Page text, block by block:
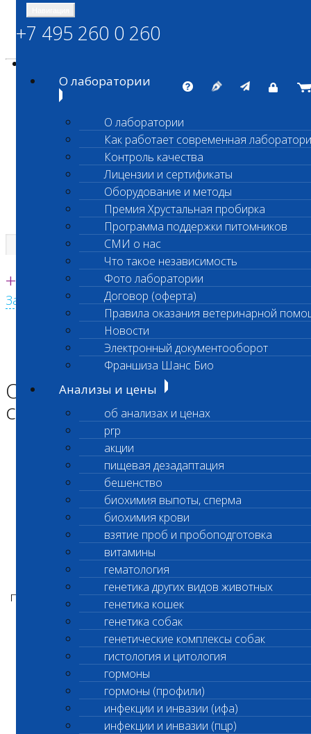
ШАНС БИО
Независимая ветеринарная лаборатория
Единая круглосуточная справочная
+7 495 260 0 260
Заказать звонок с сайта
+7 495 260 0 260
О лаборатории
О лаборатории
Как работает современная
Контроль качества
Лицензии и сертификаты
Оборудование и методы
Премия Хрустальная пробирка
Программа поддержки питомников
СМИ о нас
Что такое независимость
Фото лаборатории
Договор (оферта)
Правила оказания ветеринарной
Новости
Электронный документооборот
Франшиза Шанс Био
Анализы и цены
об анализах и ценах
prp
акции
пищевая дезадаптация
бешенство
биохимия выпоты, сперма
биохимия крови
взятие проб и пробоподготовка
витамины
гематология
генетика других видов животных
генетика кошек
генетика собак
генетические комплексы собак
гистология и цитология
гормоны
гормоны (профили)
инфекции и инвазии (ифа)
инфекции и инвазии (пцр)
Главная страница
Ограничение выполнения
срочных биохимических исследований
Ограничение выполнения
срочных биохимических
Уважаемые клиенты лаборатории!
26 января
в интервале с 10:00 до 15:00 часов
в лабораторном офисе Нагорная
по адресу ул. Электролитный проезд дом 3 стр
12
не выполняются
срочные биохимические исследования
в связи с техническим обслуживанием
оборудования